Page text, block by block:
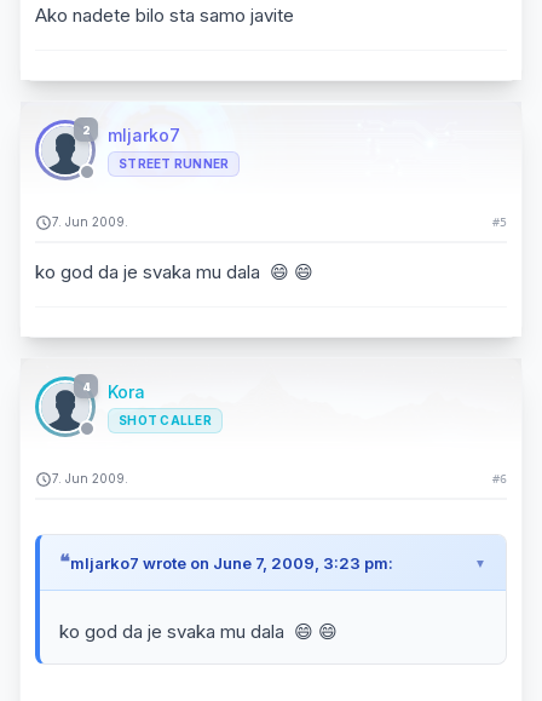
Ako nadete bilo sta samo javite
2 mljarko7
STREET RUNNER
7. Jun 2009. #5
ko god da je svaka mu dala 😄 😄
4 Kora
SHOT CALLER
7. Jun 2009. #6
mljarko7 wrote on June 7, 2009, 3:23 pm:
ko god da je svaka mu dala 😄 😄